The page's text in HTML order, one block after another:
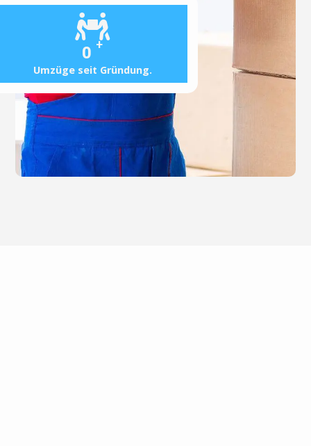
0 +
Umzüge seit Gründung.